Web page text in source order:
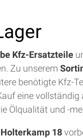
Kfz-Ersatzteile
Zu unserem
benötigte Kfz-
eine
Ölqualität und -
Holterkamp 18